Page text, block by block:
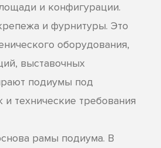
и конфигурации.
и фурнитуры. Это
оборудования,
выставочных
подиумы под
технические требования
рамы подиума. В